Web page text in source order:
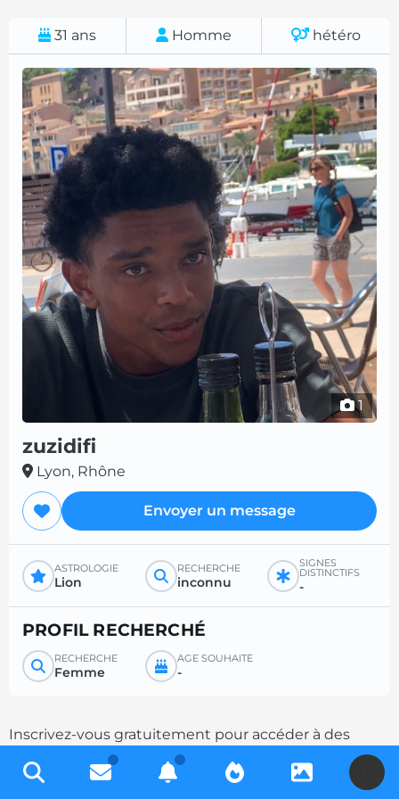
31 ans Homme hétéro
1
zuzidifi
Lyon, Rhône
Envoyer un message
ASTROLOGIE
Lion
RECHERCHE
inconnu
SIGNES
DISTINCTIFS
-
PROFIL RECHERCHÉ
RECHERCHE
Femme
ÂGE SOUHAITÉ
-
Inscrivez-vous gratuitement pour accéder à des
milliers de profils et multipliez les chances de
contacts en complétant votre description.